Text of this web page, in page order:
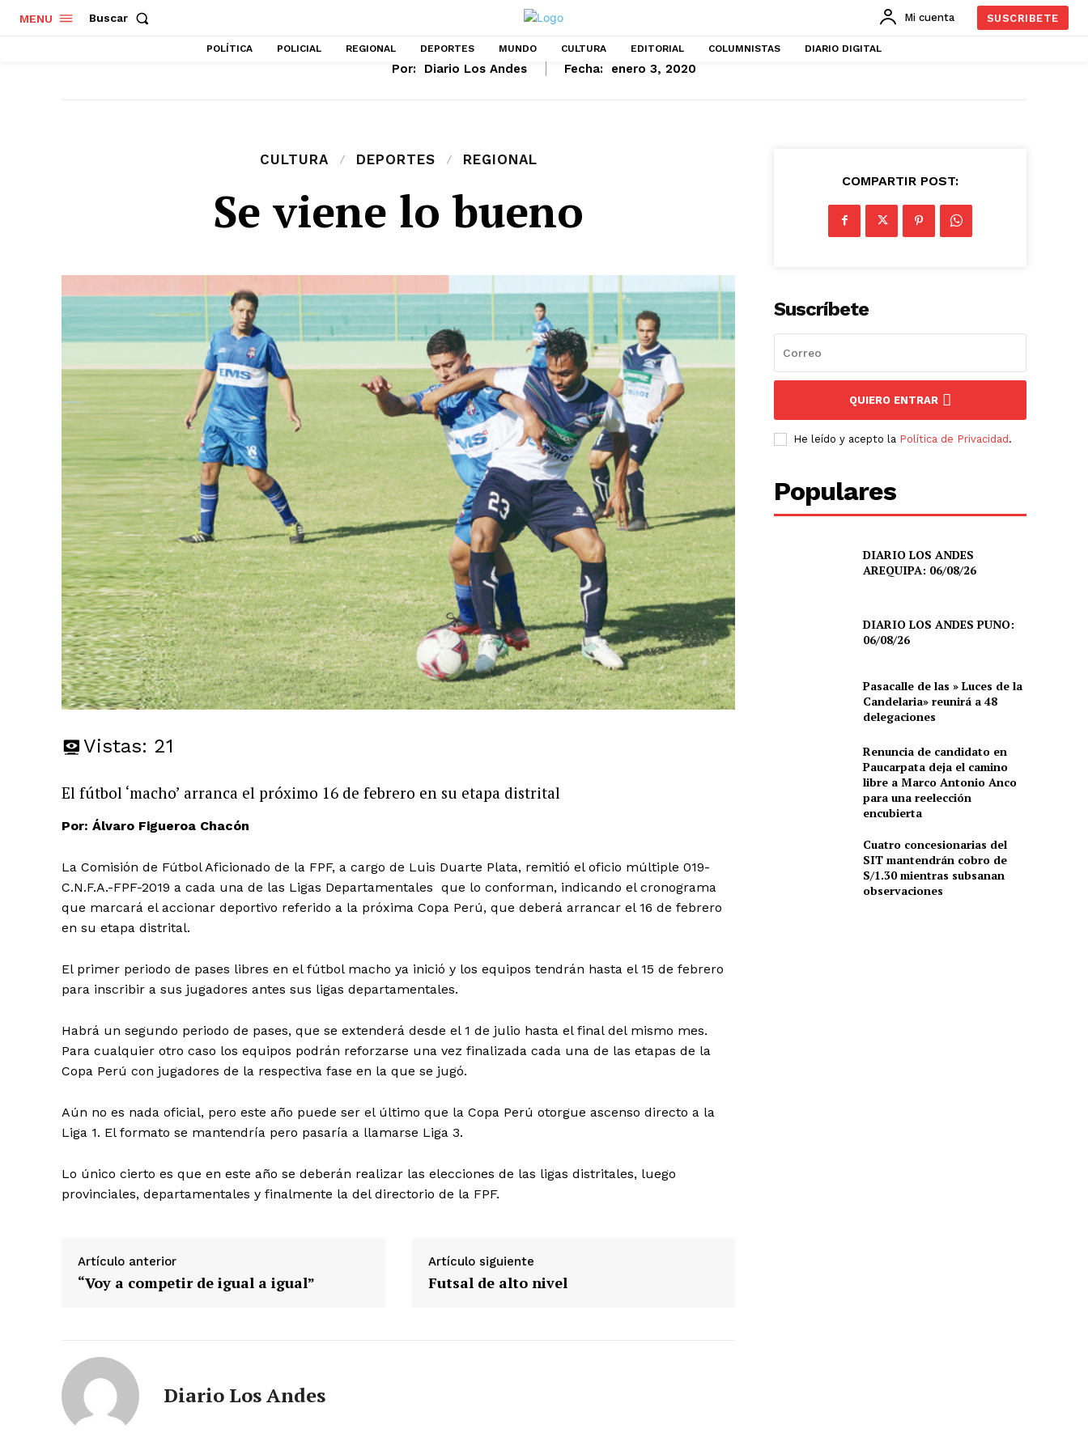
Diario los Andes
Prensa
MENU Buscar Mi cuenta SUSCRIBETE
POLÍTICA POLICIAL REGIONAL DEPORTES MUNDO CULTURA EDITORIAL COLUMNISTAS DIARIO DIGITAL
Por: Diario Los Andes Fecha: enero 3, 2020
CULTURA DEPORTES REGIONAL
Se viene lo bueno
Vistas: 21
El fútbol ‘macho’ arranca el próximo 16 de febrero en su etapa distrital
Por: Álvaro Figueroa Chacón
La Comisión de Fútbol Aficionado de la FPF, a cargo de Luis Duarte Plata, remitió el oficio múltiple 019-
C.N.F.A.-FPF-2019 a cada una de las Ligas Departamentales que lo conforman, indicando el cronograma
que marcará el accionar deportivo referido a la próxima Copa Perú, que deberá arrancar el 16 de febrero
en su etapa distrital.
El primer periodo de pases libres en el fútbol macho ya inició y los equipos tendrán hasta el 15 de febrero
para inscribir a sus jugadores antes sus ligas departamentales.
Habrá un segundo periodo de pases, que se extenderá desde el 1 de julio hasta el final del mismo mes.
Para cualquier otro caso los equipos podrán reforzarse una vez finalizada cada una de las etapas de la
Copa Perú con jugadores de la respectiva fase en la que se jugó.
Aún no es nada oficial, pero este año puede ser el último que la Copa Perú otorgue ascenso directo a la
Liga 1. El formato se mantendría pero pasaría a llamarse Liga 3.
Lo único cierto es que en este año se deberán realizar las elecciones de las ligas distritales, luego
provinciales, departamentales y finalmente la del directorio de la FPF.
Artículo anterior
“Voy a competir de igual a igual”
Artículo siguiente
Futsal de alto nivel
Diario Los Andes
COMPARTIR POST:
Suscríbete
QUIERO ENTRAR
He leído y acepto la Política de Privacidad .
Populares
DIARIO LOS ANDES
AREQUIPA: 06/08/26
DIARIO LOS ANDES PUNO:
06/08/26
Pasacalle de las » Luces de la
Candelaria» reunirá a 48
delegaciones
Renuncia de candidato en
Paucarpata deja el camino
libre a Marco Antonio Anco
para una reelección
encubierta
Cuatro concesionarias del
SIT mantendrán cobro de
S/1.30 mientras subsanan
observaciones